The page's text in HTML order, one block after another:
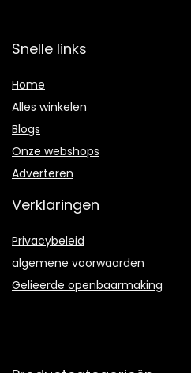
Snelle links
Home
Alles winkelen
Blogs
Onze webshops
Adverteren
Verklaringen
Privacybeleid
algemene voorwaarden
Gelieerde openbaarmaking